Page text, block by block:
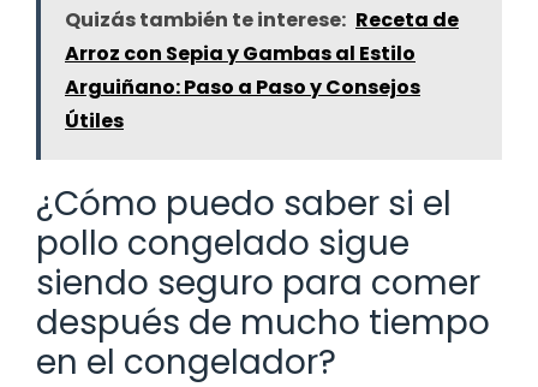
Quizás también te interese: Receta de
Arroz con Sepia y Gambas al Estilo
Arguiñano: Paso a Paso y Consejos
Útiles
¿Cómo puedo saber si el
pollo congelado sigue
siendo seguro para comer
después de mucho tiempo
en el congelador?